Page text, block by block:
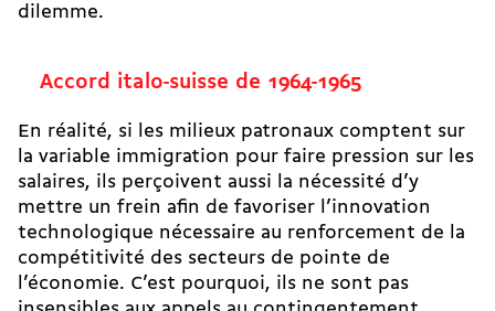
dilemme.
Accord italo-suisse de 1964-1965
En réalité, si les milieux patronaux comptent sur
la variable immigration pour faire pression sur les
salaires, ils perçoivent aussi la nécessité d’y
mettre un frein afin de favoriser l’innovation
technologique nécessaire au renforcement de la
compétitivité des secteurs de pointe de
l’économie. C’est pourquoi, ils ne sont pas